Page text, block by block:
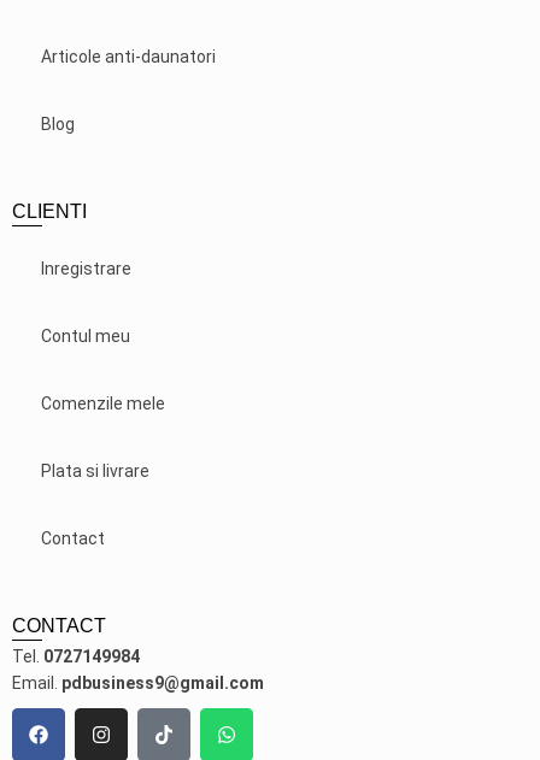
Articole anti-daunatori
Blog
CLIENTI
Inregistrare
Contul meu
Comenzile mele
Plata si livrare
Contact
CONTACT
Tel. 0727149984
Email. pdbusiness9@gmail.com